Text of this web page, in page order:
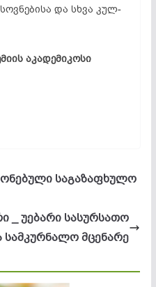
და სხვა კულ­
აკადემიკოსი
საგაზაფხულო
_ უებარი სასურსათო
სამკურნალო მცენარე